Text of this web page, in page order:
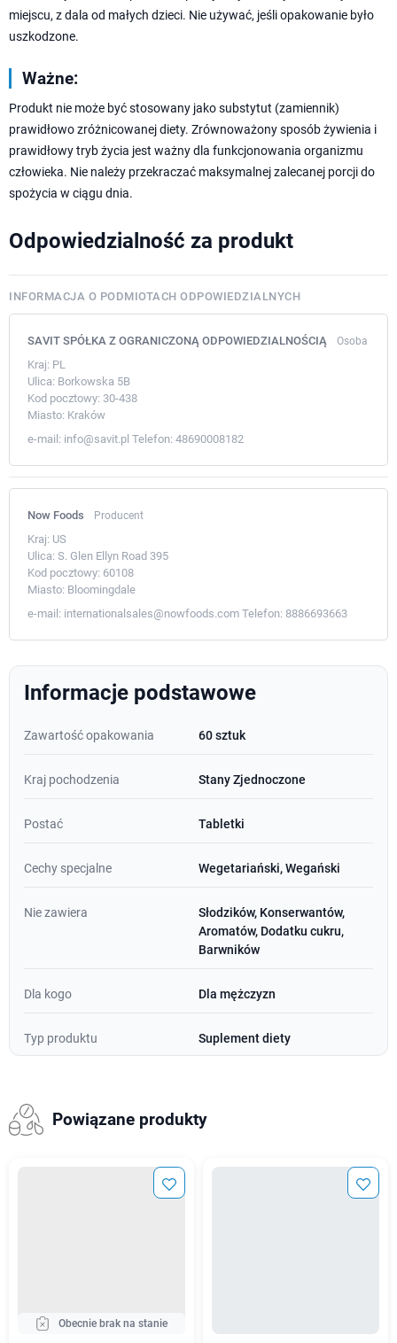
miejscu, z dala od małych dzieci. Nie używać, jeśli opakowanie było
uszkodzone.
Ważne:
Produkt nie może być stosowany jako substytut (zamiennik)
prawidłowo zróżnicowanej diety. Zrównoważony sposób żywienia i
prawidłowy tryb życia jest ważny dla funkcjonowania organizmu
człowieka. Nie należy przekraczać maksymalnej zalecanej porcji do
spożycia w ciągu dnia.
Odpowiedzialność za produkt
INFORMACJA O PODMIOTACH ODPOWIEDZIALNYCH
SAVIT SPÓŁKA Z OGRANICZONĄ ODPOWIEDZIALNOŚCIĄ Osoba
Kraj: PL
Ulica: Borkowska 5B
Kod pocztowy: 30-438
Miasto: Kraków
e-mail: info@savit.pl Telefon: 48690008182
Now Foods Producent
Kraj: US
Ulica: S. Glen Ellyn Road 395
Kod pocztowy: 60108
Miasto: Bloomingdale
e-mail: internationalsales@nowfoods.com Telefon: 8886693663
Informacje podstawowe
Zawartość opakowania 60 sztuk
Kraj pochodzenia Stany Zjednoczone
Postać Tabletki
Cechy specjalne Wegetariański, Wegański
Nie zawiera
Słodzików, Konserwantów,
Aromatów, Dodatku cukru,
Barwników
Dla kogo Dla mężczyzn
Typ produktu Suplement diety
Powiązane produkty
Obecnie brak na stanie